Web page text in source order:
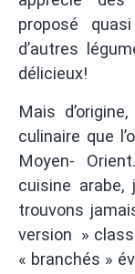
proposé
d’autres
délicieux!
Mais
culinaire que
Moyen-
cuisine
trouvons
version »
« branchés »